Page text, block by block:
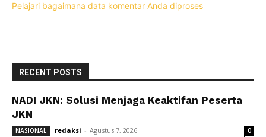
Pelajari bagaimana data komentar Anda diproses
RECENT POSTS
NADI JKN: Solusi Menjaga Keaktifan Peserta
JKN
NASIONAL redaksi - Agustus 7, 2026 0